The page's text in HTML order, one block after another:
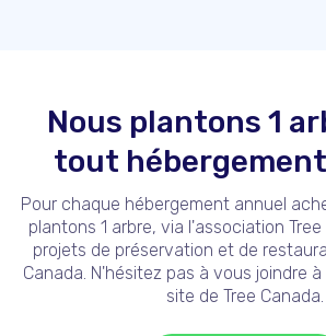
Nous plantons 1
tout
Pour chaque hébergement annuel
plantons 1 arbre, via l'association
projets de préservation et de
Canada. N'hésitez pas à vous joindre
site de Tree Canada.